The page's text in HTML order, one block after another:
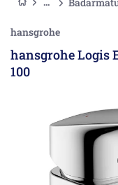
hansgrohe
hansgrohe Logis
100